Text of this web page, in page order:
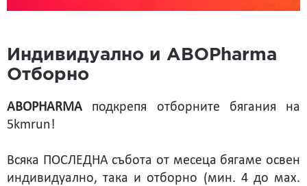
Индивидуално и ABOPharma
Отборно
ABOPHARMA подкрепя отборните бягания на
5kmrun!
Всяка ПОСЛЕДНА събота от месеца бягаме освен
индивидуално, така и отборно (мин. 4 до мах.